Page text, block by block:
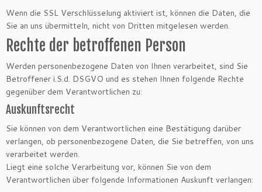
Wenn die SSL Verschlüsselung aktiviert ist, können die Daten, die
Sie an uns übermitteln, nicht von Dritten mitgelesen werden.
Rechte der betroffenen Person
Werden personenbezogene Daten von Ihnen verarbeitet, sind Sie
Betroffener i.S.d. DSGVO und es stehen Ihnen folgende Rechte
gegenüber dem Verantwortlichen zu:
Auskunftsrecht
Sie können von dem Verantwortlichen eine Bestätigung darüber
verlangen, ob personenbezogene Daten, die Sie betreffen, von uns
verarbeitet werden.
Liegt eine solche Verarbeitung vor, können Sie von dem
Verantwortlichen über folgende Informationen Auskunft verlangen: